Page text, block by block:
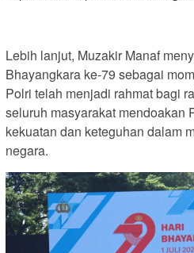
Lebih lanjut, Muzakir Manaf
Bhayangkara ke-79 sebagai
Polri telah menjadi rahmat bagi
seluruh masyarakat mendoakan
kekuatan dan keteguhan dalam
negara.